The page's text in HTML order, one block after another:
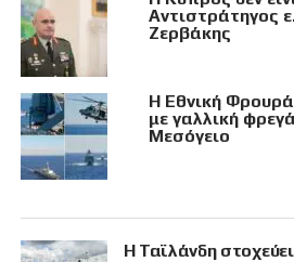
Αντιστράτηγος
Ζερβάκης
Η Εθνική
με γαλλική
Μεσόγειο
Η Ταϊλάνδη